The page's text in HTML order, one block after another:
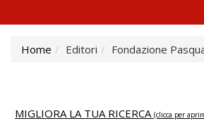
Home Editori Fondazione
MIGLIORA LA TUA RICERCA (clicca per